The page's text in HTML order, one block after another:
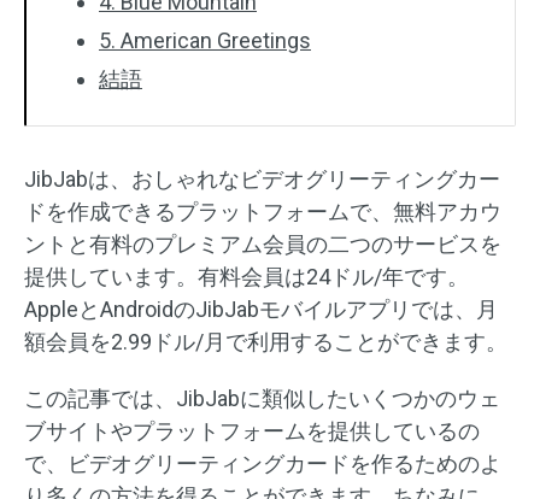
5. American Greetings
結語
JibJabは、おしゃれなビデオグリーティングカー
ドを作成できるプラットフォームで、無料アカウ
ントと有料のプレミアム会員の二つのサービスを
提供しています。有料会員は24ドル/年です。
AppleとAndroidのJibJabモバイルアプリでは、月
額会員を2.99ドル/月で利用することができます。
この記事では、JibJabに類似したいくつかのウェ
ブサイトやプラットフォームを提供しているの
で、ビデオグリーティングカードを作るためのよ